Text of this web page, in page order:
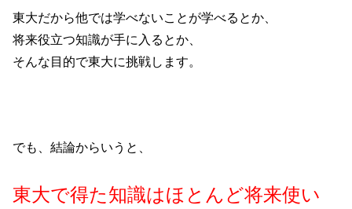
東大だから他では学べないことが学べるとか、
将来役立つ知識が手に入るとか、
そんな目的で東大に挑戦します。
でも、結論からいうと、
東大で得た知識はほとんど将来使い